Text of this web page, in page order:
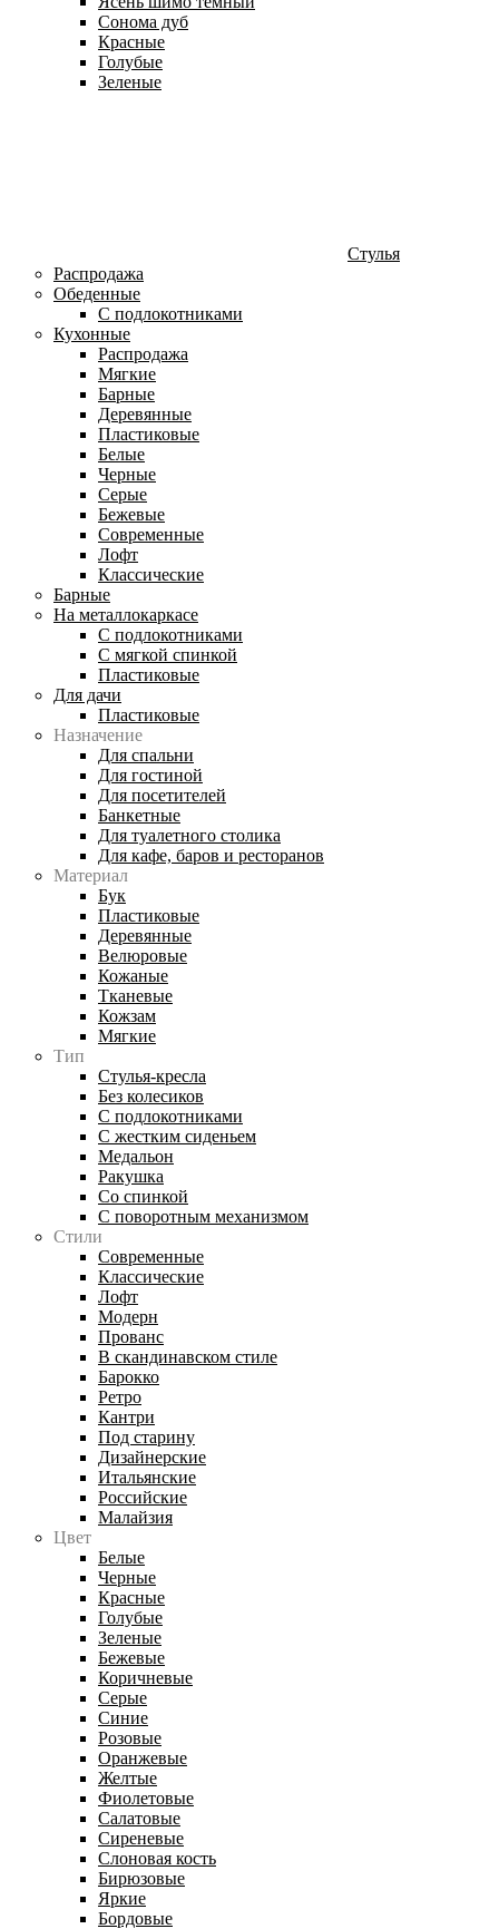
Сонома дуб
Красные
Голубые
Зеленые
Стулья
Распродажа
Обеденные
С подлокотниками
Кухонные
Распродажа
Мягкие
Барные
Деревянные
Пластиковые
Белые
Черные
Серые
Бежевые
Современные
Лофт
Классические
Барные
На металлокаркасе
С подлокотниками
С мягкой спинкой
Пластиковые
Для дачи
Пластиковые
Назначение
Для спальни
Для гостиной
Для посетителей
Банкетные
Для туалетного столика
Для кафе, баров и ресторанов
Материал
Бук
Пластиковые
Деревянные
Велюровые
Кожаные
Тканевые
Кожзам
Мягкие
Тип
Стулья-кресла
Без колесиков
С подлокотниками
С жестким сиденьем
Медальон
Ракушка
Со спинкой
С поворотным механизмом
Стили
Современные
Классические
Лофт
Модерн
Прованс
В скандинавском стиле
Барокко
Ретро
Кантри
Под старину
Дизайнерские
Итальянские
Российские
Малайзия
Цвет
Белые
Черные
Красные
Голубые
Зеленые
Бежевые
Коричневые
Серые
Синие
Розовые
Оранжевые
Желтые
Фиолетовые
Салатовые
Сиреневые
Слоновая кость
Бирюзовые
Яркие
Бордовые